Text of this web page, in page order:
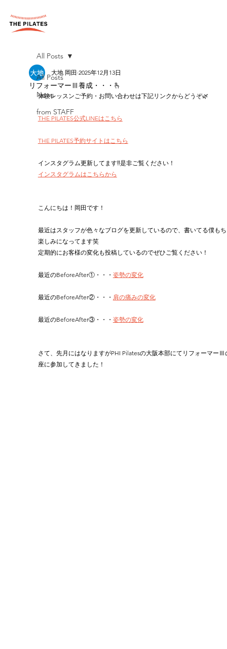
All Posts
News
from STAFF
All Posts
リフォーマーⅢ養成・・・🫰
大地 岡田 2025年12月13日
体験レッスンご予約・お問い合わせは下記リンクからどうぞ🌿
THE PILATES公式LINEはこちら
THE PILATES予約サイトはこちら
インスタグラム更新してます‼︎是非ご覧ください！
インスタグラムはこちらから
こんにちは！岡田です！
最近はスタッフが色々なブログを更新しているので、書いてる僕も
楽しみになってます笑
定期的にお客様の変化も投稿しているのでぜひご覧ください！
最近のBeforeAfter①・・・ 姿勢の変化
最近のBeforeAfter②・・・ 肩の痛みの変化
最近のBeforeAfter③・・・ 姿勢の変化
さて、先月にはなりますがPHI Pilatesの大阪本部にてリフォーマーⅢ
座に参加してきました！